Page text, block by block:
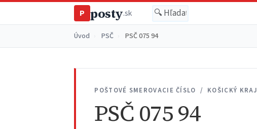
P posty.sk
Úvod PSČ PSČ 075 94
POŠTOVÉ SMEROVACIE ČÍSLO / KOŠICKÝ KRAJ
PSČ 075 94